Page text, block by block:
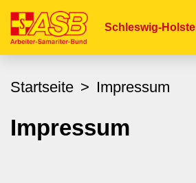
zum
Schleswig-
Startseite Impressum
Impressum